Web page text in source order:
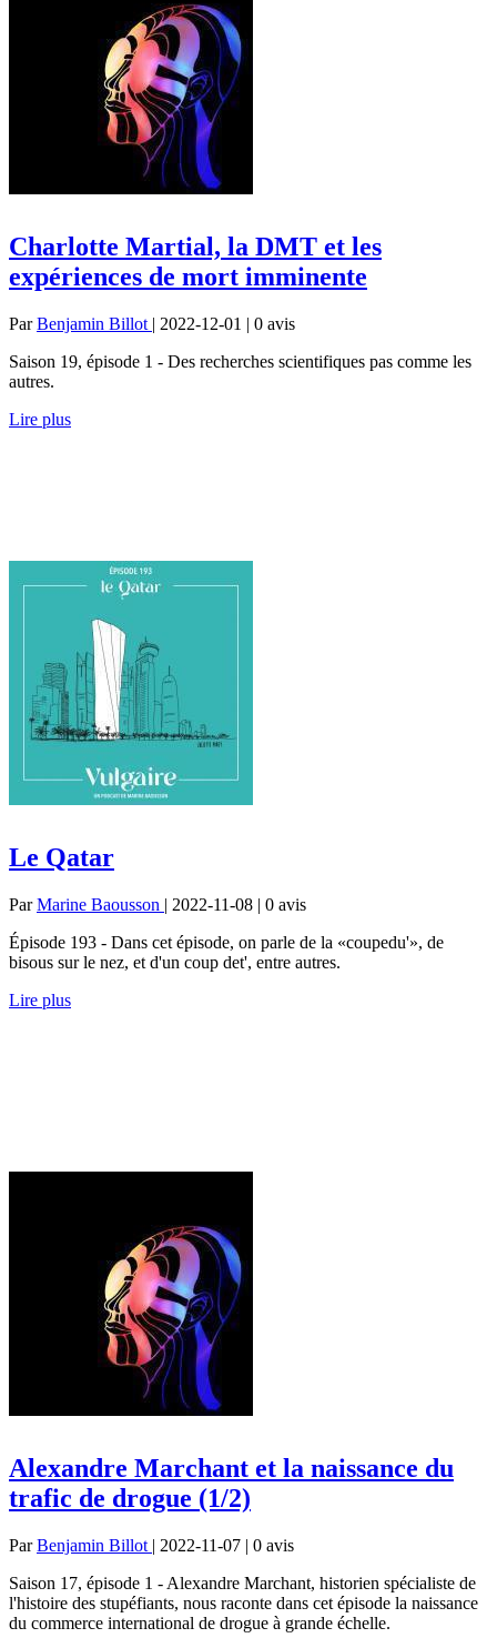
Charlotte Martial, la DMT et les
expériences de mort imminente
ParBenjamin Billot | 2022-12-01 | 0 avis
Saison 19, épisode 1 - Des recherches scientifiques pas comme les
autres.
Lire plus
Le Qatar
ParMarine Baousson | 2022-11-08 | 0 avis
Épisode 193 - Dans cet épisode, on parle de la «coupedu'», de
bisous sur le nez, et d'un coup det', entre autres.
Lire plus
Alexandre Marchant et la naissance du
trafic de drogue (1/2)
ParBenjamin Billot | 2022-11-07 | 0 avis
Saison 17, épisode 1 - Alexandre Marchant, historien spécialiste de
l'histoire des stupéfiants, nous raconte dans cet épisode la naissance
du commerce international de drogue à grande échelle.